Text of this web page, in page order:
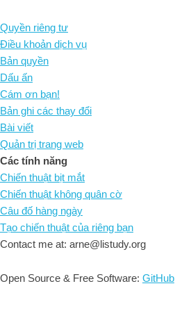
Quyền riêng tư
Điều khoản dịch vụ
Bản quyền
Dấu ấn
Cám ơn bạn!
Bản ghi các thay đổi
Bài viết
Quản trị trang web
Các tính năng
Chiến thuật bịt mắt
Chiến thuật không quân cờ
Câu đố hàng ngày
Tạo chiến thuật của riêng bạn
Contact me at: arne@listudy.org
Open Source & Free Software: GitHub